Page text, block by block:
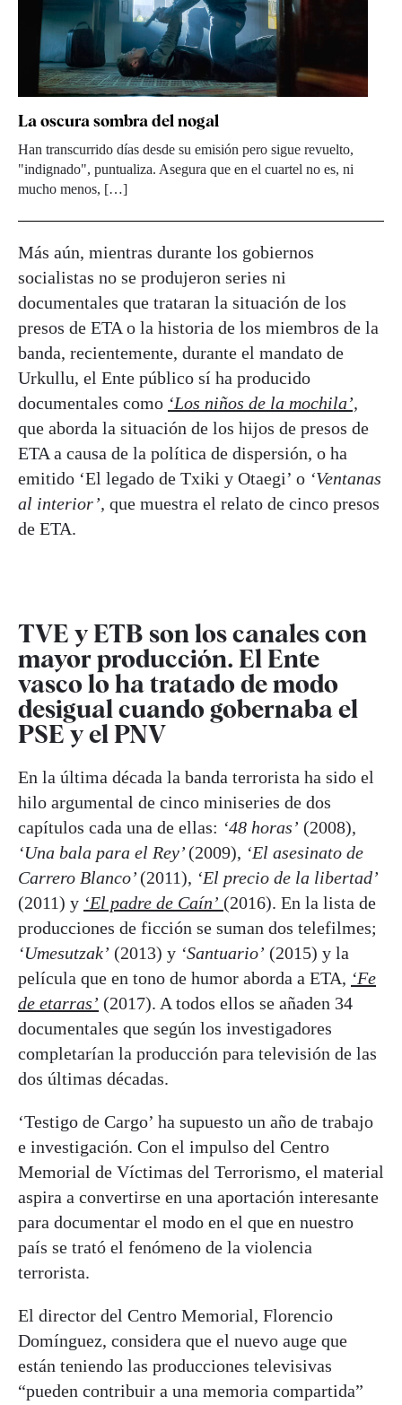
La oscura sombra del nogal
Han transcurrido días desde su emisión pero sigue revuelto,
"indignado", puntualiza. Asegura que en el cuartel no es, ni
mucho menos, […]
Más aún, mientras durante los gobiernos
socialistas no se produjeron series ni
documentales que trataran la situación de los
presos de ETA o la historia de los miembros de la
banda, recientemente, durante el mandato de
Urkullu, el Ente público sí ha producido
documentales como ‘Los niños de la mochila’,
que aborda la situación de los hijos de presos de
ETA a causa de la política de dispersión, o ha
emitido ‘El legado de Txiki y Otaegi’ o ‘Ventanas
al interior’, que muestra el relato de cinco presos
de ETA.
TVE y ETB son los canales con
mayor producción. El Ente
vasco lo ha tratado de modo
desigual cuando gobernaba el
PSE y el PNV
En la última década la banda terrorista ha sido el
hilo argumental de cinco miniseries de dos
capítulos cada una de ellas: ‘48 horas’ (2008),
‘Una bala para el Rey’ (2009), ‘El asesinato de
Carrero Blanco’ (2011), ‘El precio de la libertad’
(2011) y ‘El padre de Caín’ (2016). En la lista de
producciones de ficción se suman dos telefilmes;
‘Umesutzak’ (2013) y ‘Santuario’ (2015) y la
película que en tono de humor aborda a ETA, ‘Fe
de etarras’ (2017). A todos ellos se añaden 34
documentales que según los investigadores
completarían la producción para televisión de las
dos últimas décadas.
‘Testigo de Cargo’ ha supuesto un año de trabajo
e investigación. Con el impulso del Centro
Memorial de Víctimas del Terrorismo, el material
aspira a convertirse en una aportación interesante
para documentar el modo en el que en nuestro
país se trató el fenómeno de la violencia
terrorista.
El director del Centro Memorial, Florencio
Domínguez, considera que el nuevo auge que
están teniendo las producciones televisivas
“pueden contribuir a una memoria compartida”